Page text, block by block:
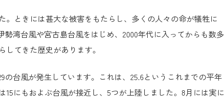
。ときには甚大な被害をもたらし、多くの人々の命が犠牲に
勢湾台風や宮古島台風をはじめ、2000年代に入ってからも数多
てきた歴史があります。
の台風が発生しています。これは、25.6というこれまでの平年
にもおよぶ台風が接近し、5つが上陸しました。8月には実に